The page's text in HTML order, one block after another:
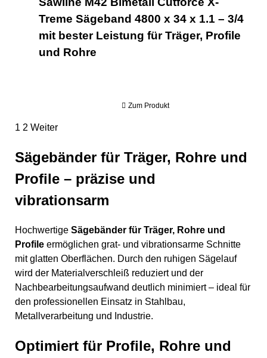
Treme Sägeband 4800 x 34 x 1.1 – 3/4
mit bester Leistung für Träger, Profile
und Rohre
Zum Produkt
1 2 Weiter
Sägebänder für Träger, Rohre und
Profile – präzise und
vibrationsarm
Hochwertige Sägebänder für Träger, Rohre und
Profile ermöglichen grat- und vibrationsarme Schnitte
mit glatten Oberflächen. Durch den ruhigen Sägelauf
wird der Materialverschleiß reduziert und der
Nachbearbeitungsaufwand deutlich minimiert – ideal für
den professionellen Einsatz in Stahlbau,
Metallverarbeitung und Industrie.
Optimiert für Profile, Rohre und